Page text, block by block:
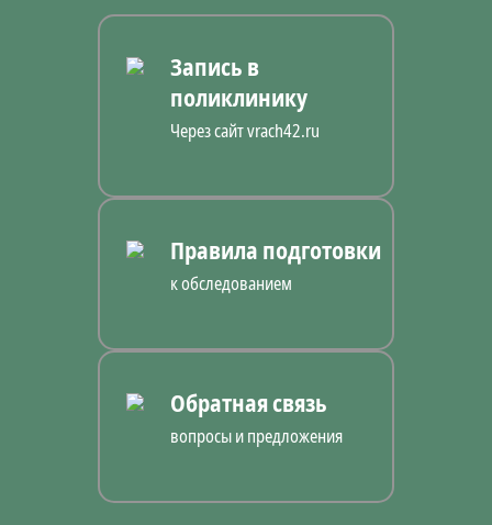
Запись в
поликлинику
Через сайт vrach42.ru
Правила подготовки
к обследованием
Обратная связь
вопросы и предложения